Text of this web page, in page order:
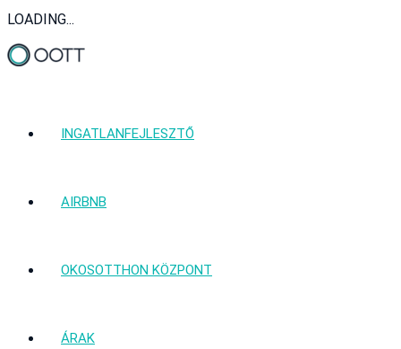
LOADING...
INGATLANFEJLESZTŐ
AIRBNB
OKOSOTTHON KÖZPONT
ÁRAK